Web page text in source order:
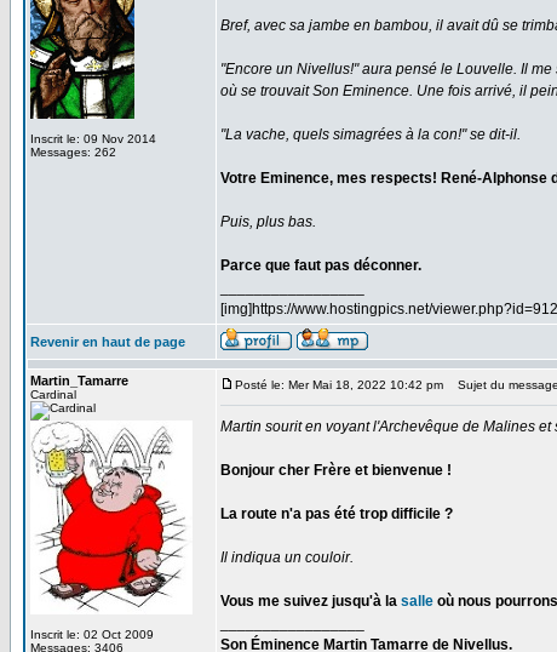
Inscrit le: 09 Nov 2014
Messages: 262
Bref, avec sa jambe en bambou, il avait dû se
"Encore un Nivellus!" aura pensé le Louvelle. Il
où se trouvait Son Eminence. Une fois arrivé, il
"La vache, quels simagrées à la con!" se dit-il.
Votre Eminence, mes respects! René-Alphonse
Puis, plus bas.
Parce que faut pas déconner.
[img]https://www.hostingpics.net/
Revenir en haut de page
Martin_Tamarre
Cardinal
Inscrit le: 02 Oct 2009
Messages: 3406
Posté le: Mer Mai 18, 2022 10:42 pm Sujet du
Martin sourit en voyant l'Archevêque de Malines et
Bonjour cher Frère et bienvenue !
La route n'a pas été trop difficile ?
Il indiqua un couloir.
Vous me suivez jusqu'à la salle où nous
Son Éminence Martin Tamarre de Nivellus.